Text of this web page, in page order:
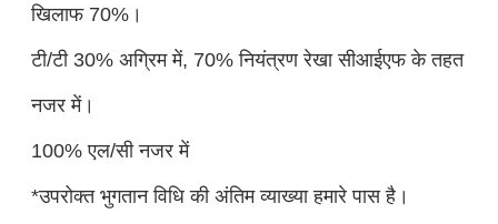
खिलाफ 70%।
टी/टी 30% अग्रिम में, 70% नियंत्रण रेखा सीआईएफ के तहत
नजर में।
100% एल/सी नजर में
*उपरोक्त भुगतान विधि की अंतिम व्याख्या हमारे पास है।